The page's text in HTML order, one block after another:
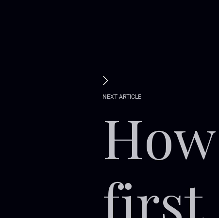
N EXT ARTI CLE
How
first